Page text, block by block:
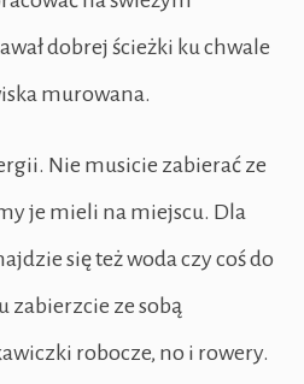
dobrej ścieżki ku chwale
murowana.
Nie musicie zabierać ze
je mieli na miejscu. Dla
się też woda czy coś do
zabierzcie ze sobą
robocze, no i rowery.